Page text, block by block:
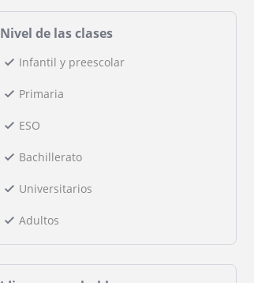
Nivel de las clases
Infantil y preescolar
Primaria
ESO
Bachillerato
Universitarios
Adultos